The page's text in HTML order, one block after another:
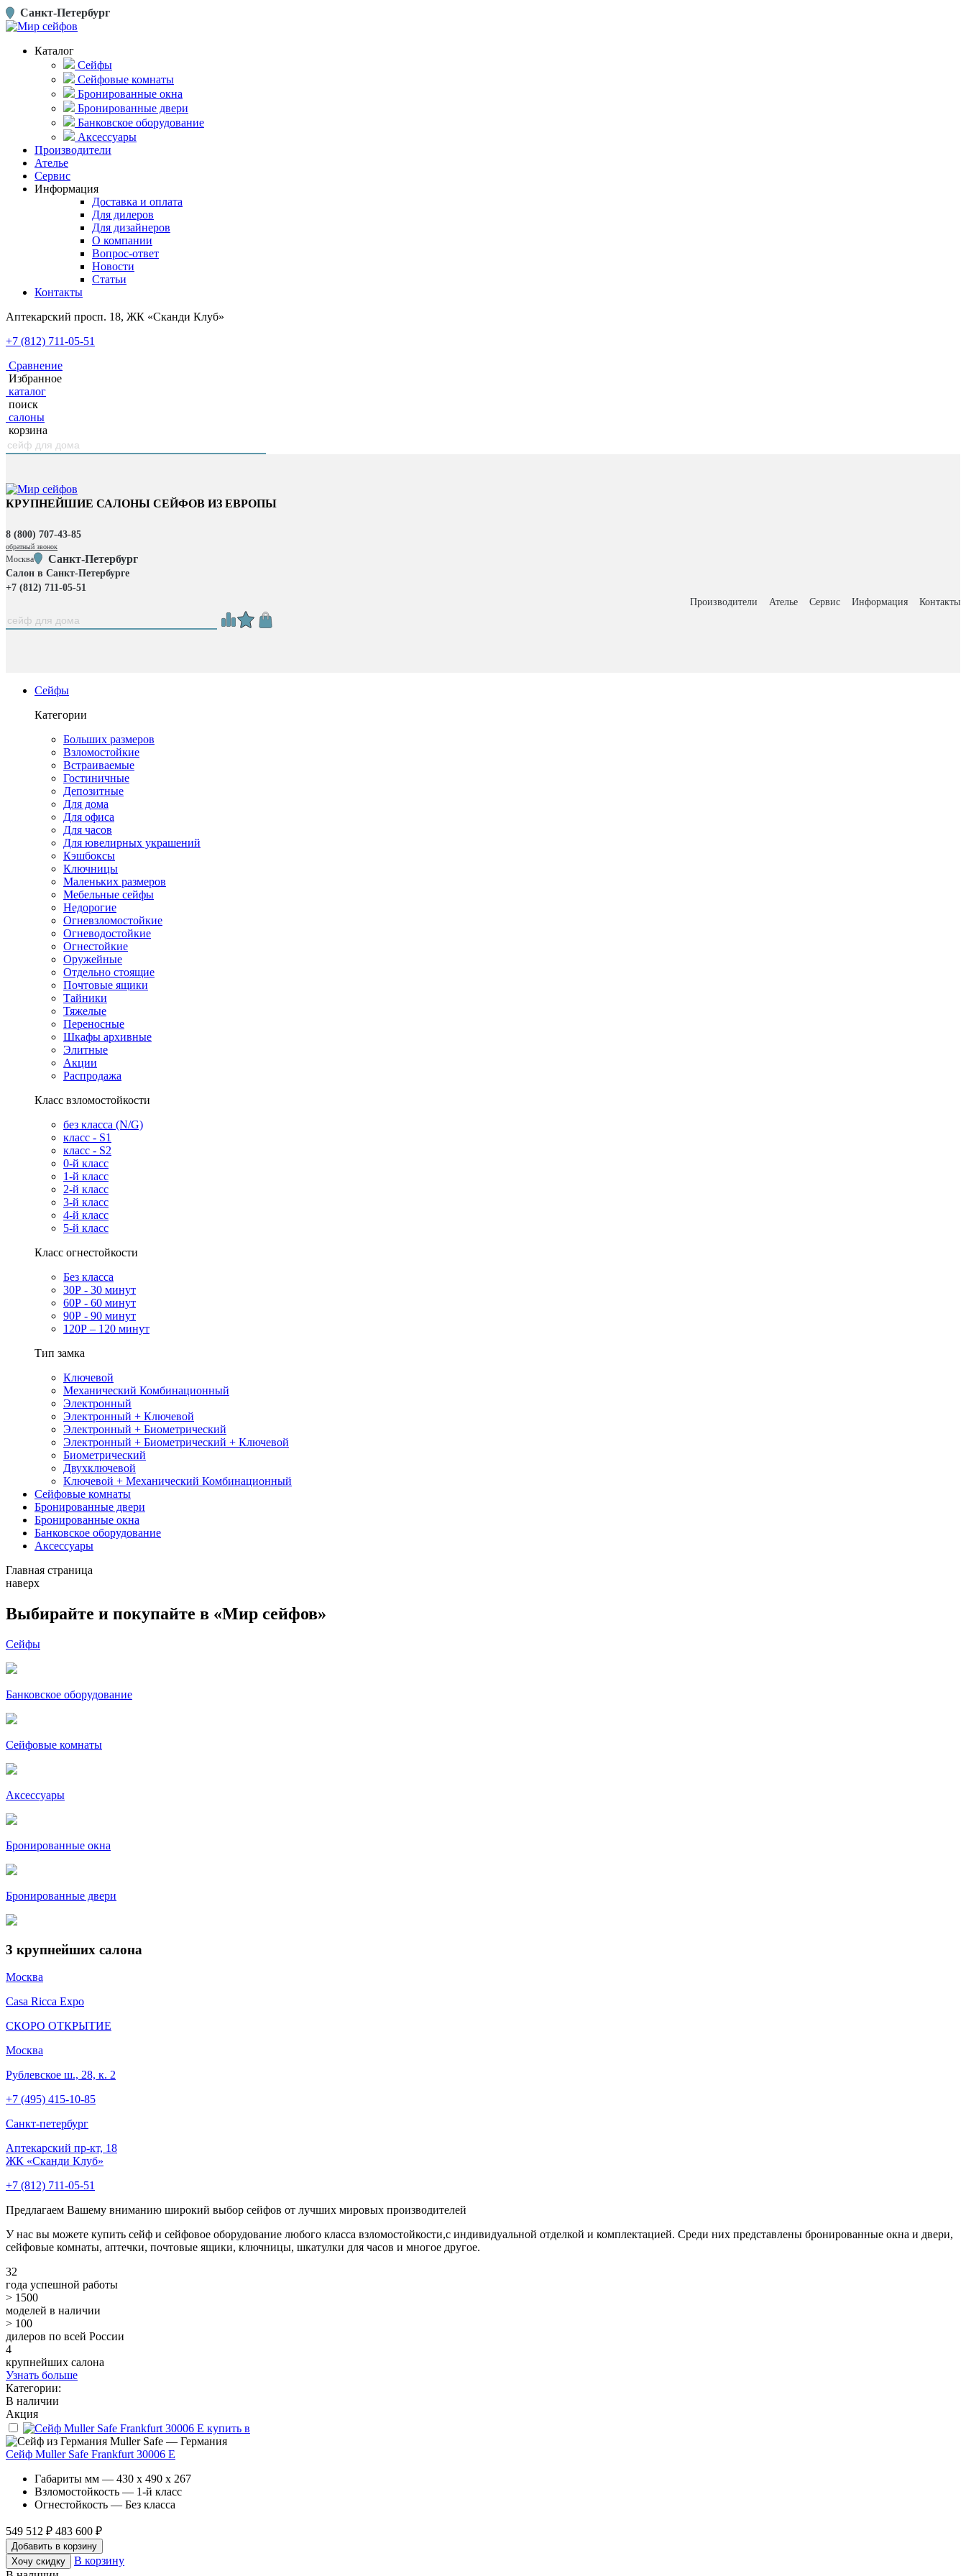
Санкт-Петербург
Каталог
Сейфы
Сейфовые комнаты
Бронированные окна
Бронированные двери
Банковское оборудование
Аксессуары
Производители
Ателье
Сервис
Информация
Доставка и оплата
Для дилеров
Для дизайнеров
О компании
Вопрос-ответ
Новости
Статьи
Контакты
Аптекарский просп. 18, ЖК «Сканди Клуб»
+7 (812) 711-05-51
Сравнение
Избранное
каталог
поиск
салоны
корзина
КРУПНЕЙШИЕ САЛОНЫ СЕЙФОВ ИЗ ЕВРОПЫ
8 (800) 707-43-85
обратный звонок
Москва Санкт-Петербург
Салон в Санкт-Петербурге
+7 (812) 711-05-51
Производители
Ателье Сервис Информация Контакты
Сейфы
Категории
Больших размеров
Взломостойкие
Встраиваемые
Гостиничные
Депозитные
Для дома
Для офиса
Для часов
Для ювелирных украшений
Кэшбоксы
Ключницы
Маленьких размеров
Мебельные сейфы
Недорогие
Огневзломостойкие
Огневодостойкие
Огнестойкие
Оружейные
Отдельно стоящие
Почтовые ящики
Тайники
Тяжелые
Переносные
Шкафы архивные
Элитные
Акции
Распродажа
Класс взломостойкости
без класса (N/G)
класс - S1
класс - S2
0-й класс
1-й класс
2-й класс
3-й класс
4-й класс
5-й класс
Класс огнестойкости
Без класса
30Р - 30 минут
60Р - 60 минут
90Р - 90 минут
120Р – 120 минут
Тип замка
Ключевой
Механический Комбинационный
Электронный
Электронный + Ключевой
Электронный + Биометрический
Электронный + Биометрический + Ключевой
Биометрический
Двухключевой
Ключевой + Механический Комбинационный
Сейфовые комнаты
Бронированные двери
Бронированные окна
Банковское оборудование
Аксессуары
Главная страница
наверх
Выбирайте и покупайте в «Мир сейфов»
Сейфы
Банковское оборудование
Сейфовые комнаты
Аксессуары
Бронированные окна
Бронированные двери
3 крупнейших салона
Москва
Casa Ricca Expo
СКОРО ОТКРЫТИЕ
Москва
Рублевское ш., 28, к. 2
+7 (495) 415-10-85
Cанкт-петербург
Аптекарский пр-кт, 18
ЖК «Сканди Клуб»
+7 (812) 711-05-51
Предлагаем Вашему вниманию широкий выбор сейфов от лучших мировых производителей
У нас вы можете купить сейф и сейфовое оборудование любого класса взломостойкости,с индивидуальной отделкой и комплектацией. Среди них представлены бронированные окна и двери,
сейфовые комнаты, аптечки, почтовые ящики, ключницы, шкатулки для часов и многое другое.
32
года успешной работы
> 1500
моделей в наличии
> 100
дилеров по всей России
4
крупнейших салона
Узнать больше
Категории:
В наличии
Акция
Muller Safe — Германия
Сейф Muller Safe Frankfurt 30006 E
Габариты мм — 430 x 490 x 267
Взломостойкость — 1-й класс
Огнестойкость — Без класса
549 512 ₽ 483 600 ₽
Добавить в корзину
Хочу скидку
В корзину